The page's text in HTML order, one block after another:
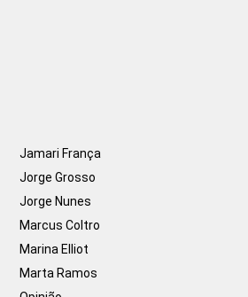
Jamari França
Jorge Grosso
Jorge Nunes
Marcus Coltro
Marina Elliot
Marta Ramos